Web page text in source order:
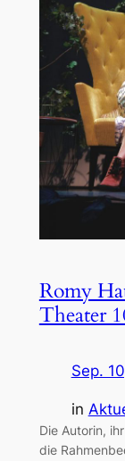
Romy
Theater
Sep.
in
Die Autorin,
die